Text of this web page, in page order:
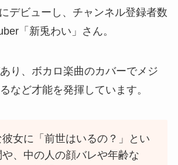
デビューし、チャンネル登録者数
「新兎わい」さん。
り、ボカロ楽曲のカバーでメジ
など才能を発揮しています。
彼女に「前世はいるの？」とい
や、中の人の顔バレや年齢な